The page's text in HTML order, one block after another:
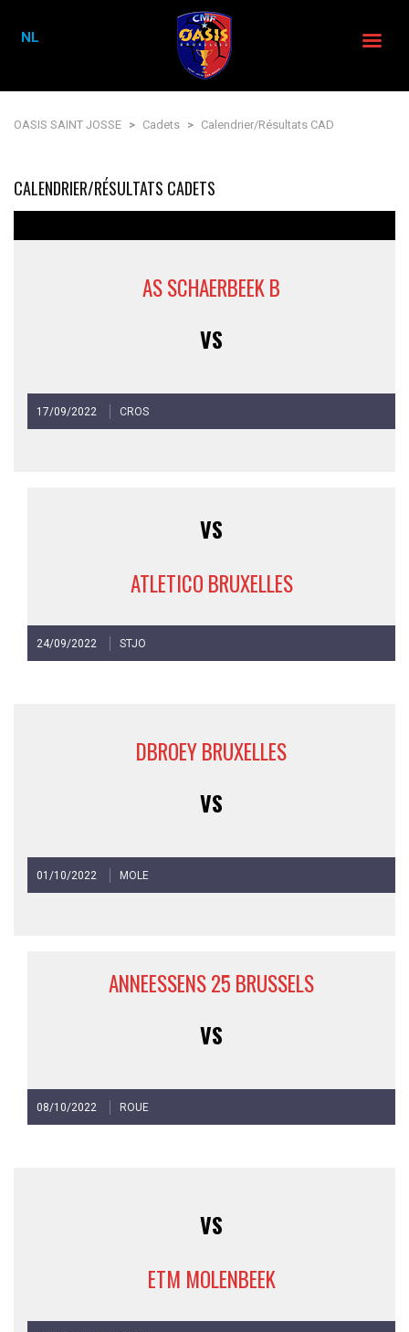
OASIS SAINT JOSSE > Cadets > Calendrier/Résultats CAD
CALENDRIER/RÉSULTATS CADETS
AS SCHAERBEEK B
VS
17/09/2022 CROS
VS
ATLETICO BRUXELLES
24/09/2022 STJO
DBROEY BRUXELLES
VS
01/10/2022 MOLE
ANNEESSENS 25 BRUSSELS
VS
08/10/2022 ROUE
VS
ETM MOLENBEEK
NL